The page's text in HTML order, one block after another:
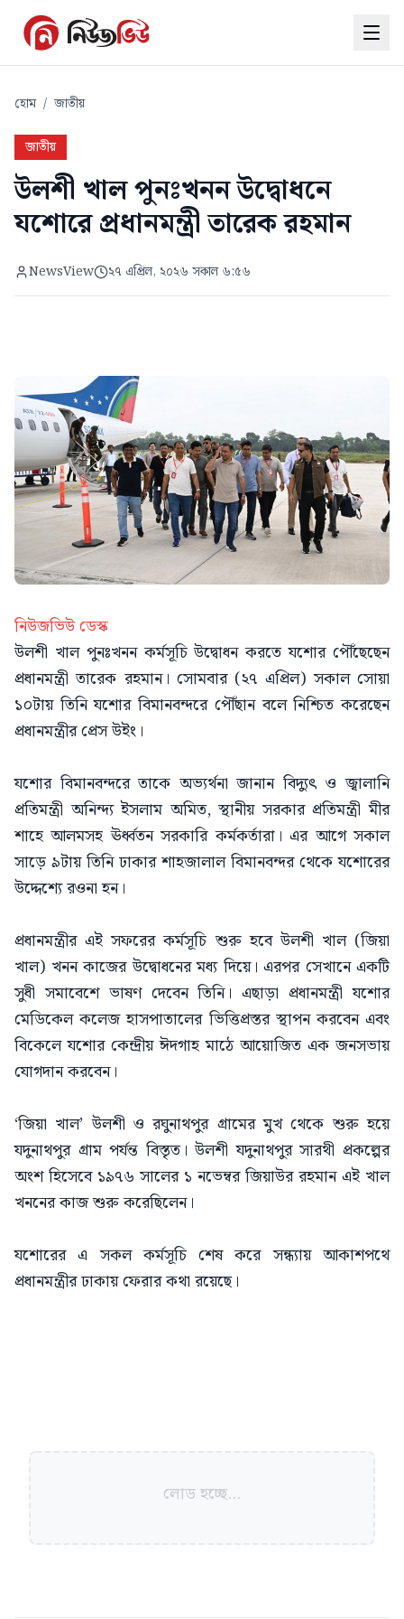
হোম / জাতীয়
জাতীয়
উলশী খাল পুনঃখনন উদ্বোধনে
যশোরে প্রধানমন্ত্রী তারেক রহমান
NewsView ২৭ এপ্রিল, ২০২৬ সকাল ৬:৫৬
নিউজভিউ ডেস্ক
উলশী খাল পুনঃখনন কর্মসূচি উদ্বোধন করতে যশোর পৌঁছেছেন
প্রধানমন্ত্রী তারেক রহমান। সোমবার (২৭ এপ্রিল) সকাল সোয়া
১০টায় তিনি যশোর বিমানবন্দরে পৌঁছান বলে নিশ্চিত করেছেন
প্রধানমন্ত্রীর প্রেস উইং।
যশোর বিমানবন্দরে তাকে অভ্যর্থনা জানান বিদ্যুৎ ও জ্বালানি
প্রতিমন্ত্রী অনিন্দ্য ইসলাম অমিত, স্থানীয় সরকার প্রতিমন্ত্রী মীর
শাহে আলমসহ ঊর্ধ্বতন সরকারি কর্মকর্তারা। এর আগে সকাল
সাড়ে ৯টায় তিনি ঢাকার শাহজালাল বিমানবন্দর থেকে যশোরের
উদ্দেশ্যে রওনা হন।
প্রধানমন্ত্রীর এই সফরের কর্মসূচি শুরু হবে উলশী খাল (জিয়া
খাল) খনন কাজের উদ্বোধনের মধ্য দিয়ে। এরপর সেখানে একটি
সুধী সমাবেশে ভাষণ দেবেন তিনি। এছাড়া প্রধানমন্ত্রী যশোর
মেডিকেল কলেজ হাসপাতালের ভিত্তিপ্রস্তর স্থাপন করবেন এবং
বিকেলে যশোর কেন্দ্রীয় ঈদগাহ মাঠে আয়োজিত এক জনসভায়
যোগদান করবেন।
‘জিয়া খাল’ উলশী ও রঘুনাথপুর গ্রামের মুখ থেকে শুরু হয়ে
যদুনাথপুর গ্রাম পর্যন্ত বিস্তৃত। উলশী যদুনাথপুর সারথী প্রকল্পের
অংশ হিসেবে ১৯৭৬ সালের ১ নভেম্বর জিয়াউর রহমান এই খাল
খননের কাজ শুরু করেছিলেন।
যশোরের এ সকল কর্মসূচি শেষ করে সন্ধ্যায় আকাশপথে
প্রধানমন্ত্রীর ঢাকায় ফেরার কথা রয়েছে।
লোড হচ্ছে...